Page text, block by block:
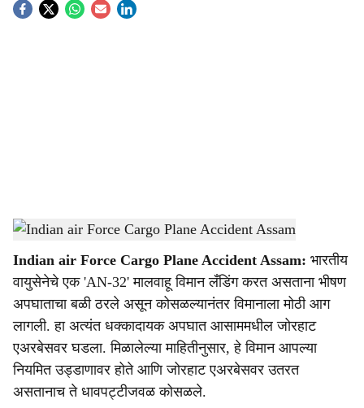
S
a
r
e
Indian Airforce Aircraft Crash -Dainik Gomantak
Indian air Force Cargo Plane Accident Assam: भारतीय
वायुसेनेचे एक 'AN-32' मालवाहू विमान लँडिंग करत असताना भीषण
अपघाताचा बळी ठरले असून कोसळल्यानंतर विमानाला मोठी आग
लागली. हा अत्यंत धक्कादायक अपघात आसाममधील जोरहाट
एअरबेसवर घडला. मिळालेल्या माहितीनुसार, हे विमान आपल्या
नियमित उड्डाणावर होते आणि जोरहाट एअरबेसवर उतरत
असतानाच ते धावपट्टीजवळ कोसळले.